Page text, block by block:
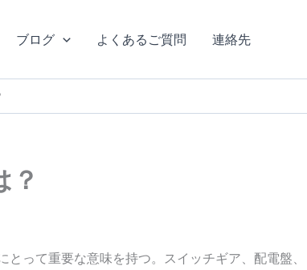
ブログ よくあるご質問 連絡先
？
って重要な意味を持つ。スイッチギア、配電盤、
製
製
製